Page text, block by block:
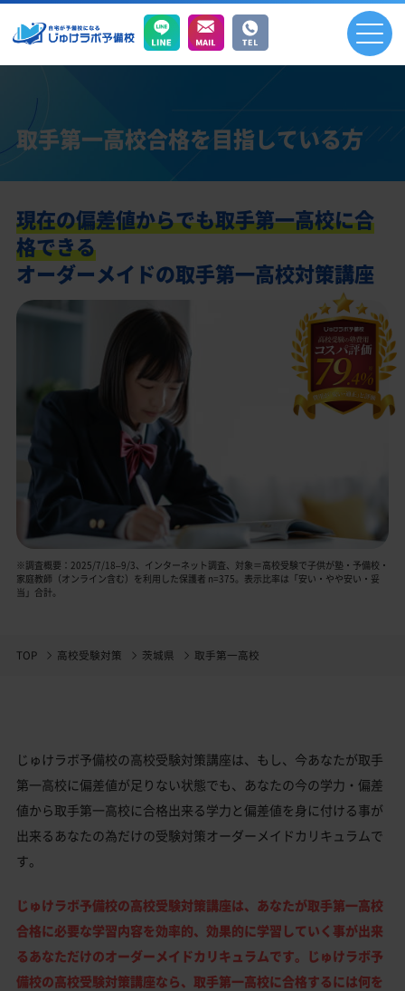
取手第一高校合格を目指している方
現在の偏差値からでも取手第一高校に合
格できる
オーダーメイドの取手第一高校対策講座
※調査概要：2025/7/18–9/3、インターネット調査、対象＝高校受験で子供が塾・予備校・
家庭教師（オンライン含む）を利用した保護者 n=375。表示比率は「安い・やや安い・妥
当」合計。
TOP 高校受験対策 茨城県 取手第一高校
じゅけラボ予備校の高校受験対策講座は、もし、今あなたが取手
第一高校に偏差値が足りない状態でも、あなたの今の学力・偏差
値から取手第一高校に合格出来る学力と偏差値を身に付ける事が
出来るあなたの為だけの受験対策オーダーメイドカリキュラムで
す。
じゅけラボ予備校の高校受験対策講座は、あなたが取手第一高校
合格に必要な学習内容を効率的、効果的に学習していく事が出来
るあなただけのオーダーメイドカリキュラムです。じゅけラボ予
備校の高校受験対策講座なら、取手第一高校に合格するには何を